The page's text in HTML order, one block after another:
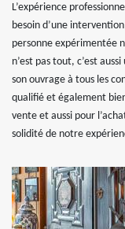
L’expérience
besoin d’une
personne expérimentée
n’est pas tout, c’est
son ouvrage à tous les
qualifié et également
vente et aussi pour
solidité de notre